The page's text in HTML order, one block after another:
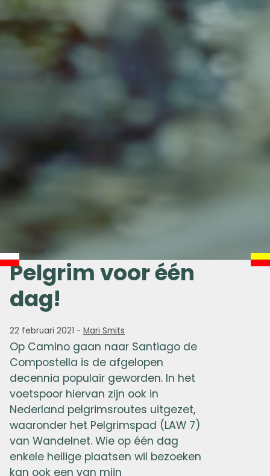
Pelgrim voor één
dag!
22 februari 2021 - Mari Smits
Op Camino gaan naar Santiago de
Compostella is de afgelopen
decennia populair geworden. In het
voetspoor hiervan zijn ook in
Nederland pelgrimsroutes uitgezet,
waaronder het Pelgrimspad (LAW 7)
van Wandelnet. Wie op één dag
enkele heilige plaatsen wil bezoeken
kan ook een van mijn